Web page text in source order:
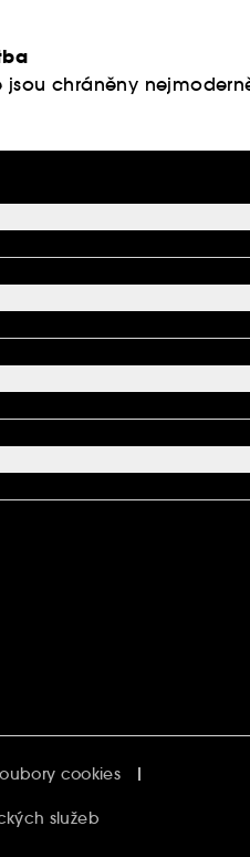
jsou chráněny
cookies
služeb